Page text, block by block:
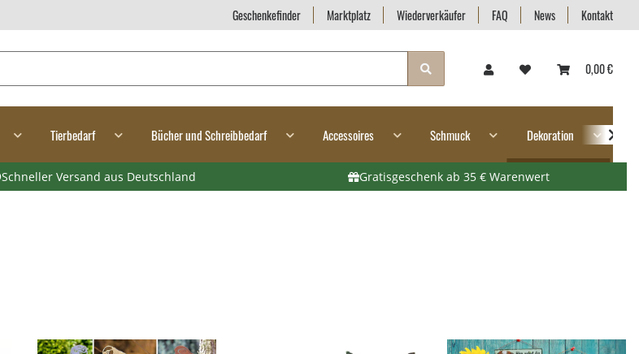
Geschenkefinder Marktplatz Wiederverkäufer FAQ News Kontakt
0,00 €
Tierbedarf Bücher und Schreibbedarf Accessoires Schmuck Dekoration
Schneller Versand aus Deutschland Gratisgeschenk ab 35 € Warenwert